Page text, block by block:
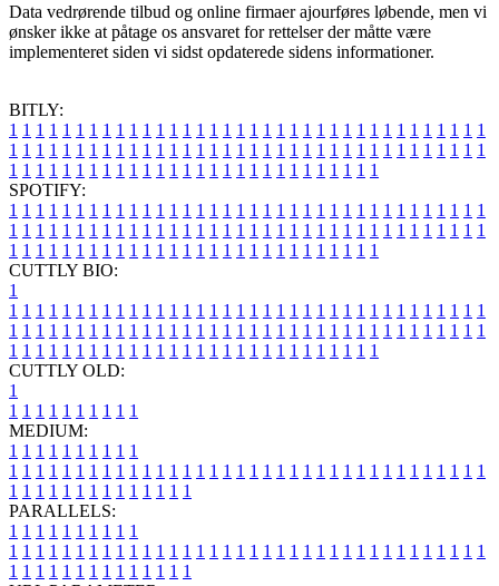
Data vedrørende tilbud og online firmaer ajourføres løbende, men vi
ønsker ikke at påtage os ansvaret for rettelser der måtte være
implementeret siden vi sidst opdaterede sidens informationer.
BITLY:
1 1 1 1 1 1 1 1 1 1 1 1 1 1 1 1 1 1 1 1 1 1 1 1 1 1 1 1 1 1 1 1 1 1 1 1
1 1 1 1 1 1 1 1 1 1 1 1 1 1 1 1 1 1 1 1 1 1 1 1 1 1 1 1 1 1 1 1 1 1 1 1
1 1 1 1 1 1 1 1 1 1 1 1 1 1 1 1 1 1 1 1 1 1 1 1 1 1 1 1
SPOTIFY:
1 1 1 1 1 1 1 1 1 1 1 1 1 1 1 1 1 1 1 1 1 1 1 1 1 1 1 1 1 1 1 1 1 1 1 1
1 1 1 1 1 1 1 1 1 1 1 1 1 1 1 1 1 1 1 1 1 1 1 1 1 1 1 1 1 1 1 1 1 1 1 1
1 1 1 1 1 1 1 1 1 1 1 1 1 1 1 1 1 1 1 1 1 1 1 1 1 1 1 1
CUTTLY BIO:
1
1 1 1 1 1 1 1 1 1 1 1 1 1 1 1 1 1 1 1 1 1 1 1 1 1 1 1 1 1 1 1 1 1 1 1 1
1 1 1 1 1 1 1 1 1 1 1 1 1 1 1 1 1 1 1 1 1 1 1 1 1 1 1 1 1 1 1 1 1 1 1 1
1 1 1 1 1 1 1 1 1 1 1 1 1 1 1 1 1 1 1 1 1 1 1 1 1 1 1 1
CUTTLY OLD:
1
1 1 1 1 1 1 1 1 1 1
MEDIUM:
1 1 1 1 1 1 1 1 1 1
1 1 1 1 1 1 1 1 1 1 1 1 1 1 1 1 1 1 1 1 1 1 1 1 1 1 1 1 1 1 1 1 1 1 1 1
1 1 1 1 1 1 1 1 1 1 1 1 1 1
PARALLELS:
1 1 1 1 1 1 1 1 1 1
1 1 1 1 1 1 1 1 1 1 1 1 1 1 1 1 1 1 1 1 1 1 1 1 1 1 1 1 1 1 1 1 1 1 1 1
1 1 1 1 1 1 1 1 1 1 1 1 1 1